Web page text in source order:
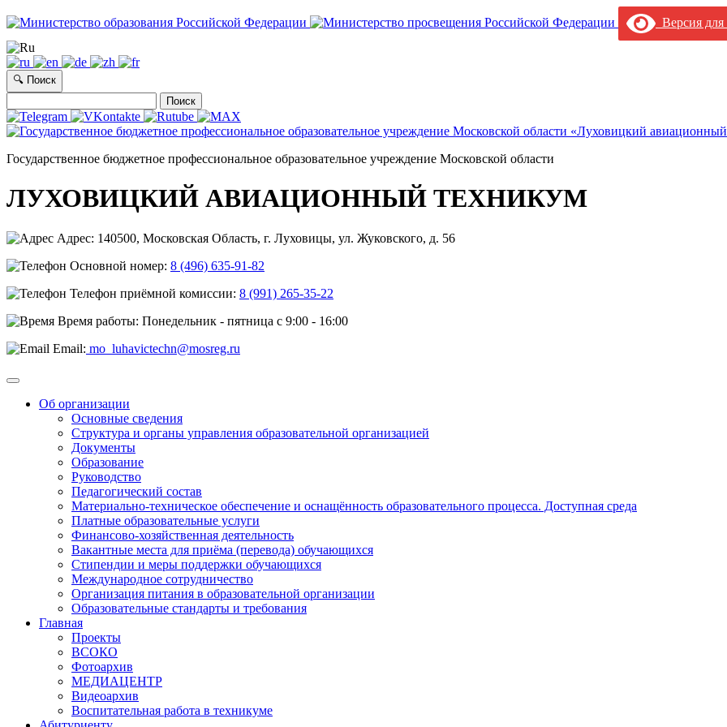
Версия
🔍 Поиск
Государственное бюджетное профессиональное образовательное учреждение Московской области
ЛУХОВИЦКИЙ АВИАЦИОННЫЙ ТЕХНИКУМ
Адрес: 140500, Московская Область, г. Луховицы, ул. Жуковского, д. 56
Основной номер: 8 (496) 635-91-82
Телефон приёмной комиссии: 8 (991) 265-35-22
Время работы: Понедельник - пятница с 9:00 - 16:00
Email: mo_luhavictechn@mosreg.ru
Об организации
Основные сведения
Структура и органы управления образовательной организацией
Документы
Образование
Руководство
Педагогический состав
Материально-техническое обеспечение и оснащённость образовательного процесса. Доступная среда
Платные образовательные услуги
Финансово-хозяйственная деятельность
Вакантные места для приёма (перевода) обучающихся
Стипендии и меры поддержки обучающихся
Международное сотрудничество
Организация питания в образовательной организации
Образовательные стандарты и требования
Главная
Проекты
ВСОКО
Фотоархив
МЕДИАЦЕНТР
Видеоархив
Воспитательная работа в техникуме